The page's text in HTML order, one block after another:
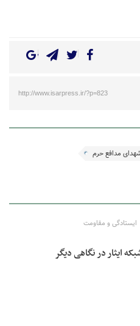
http://www.isarpress.ir/?p=823
مدافع حرم
ایستادگی و مقاومت
ایثار در نگاهی دیگر